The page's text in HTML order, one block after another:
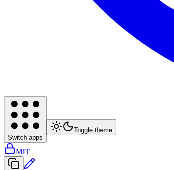
Switch apps
Toggle theme
MIT